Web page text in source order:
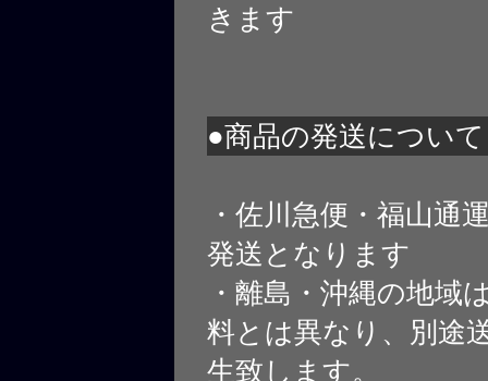
きます
●商品の発送について
・佐川急便・福山通
発送となります
・離島・沖縄の地域
料とは異なり、別途
生致します。